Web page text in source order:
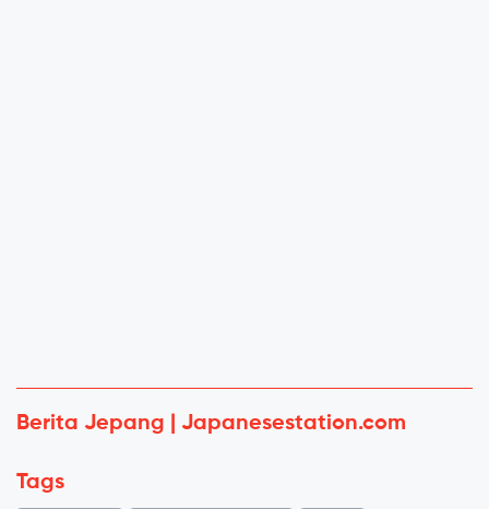
Berita Jepang | Japanesestation.com
Tags